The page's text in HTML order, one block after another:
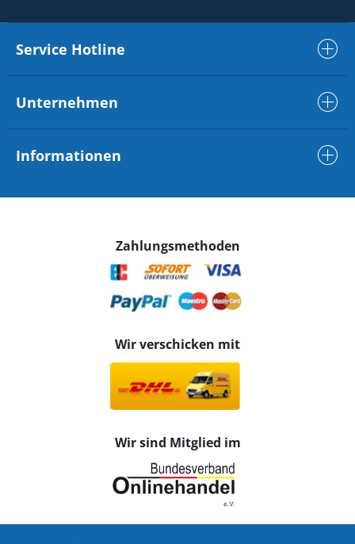
Service Hotline
Unternehmen
Informationen
Zahlungsmethoden
Wir verschicken mit
Wir sind Mitglied im